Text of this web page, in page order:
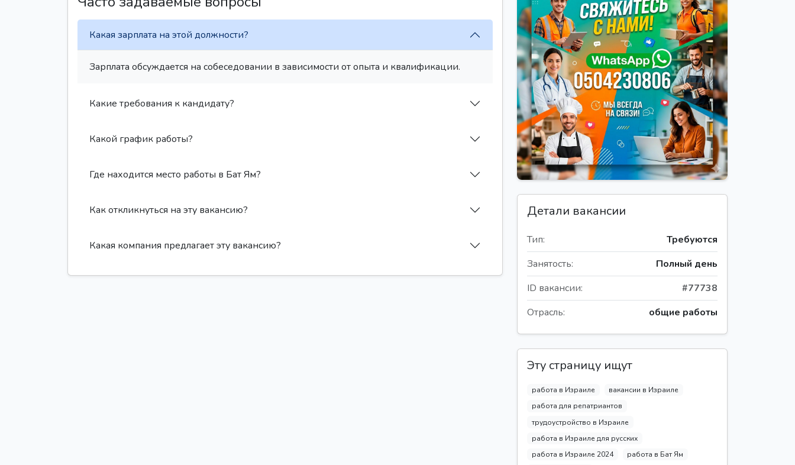
Какая зарплата на этой должности?
Зарплата обсуждается на собеседовании в зависимости от опыта и квалификации.
Какие требования к кандидату?
Какой график работы?
Где находится место работы в Бат Ям?
Как откликнуться на эту вакансию?
Какая компания предлагает эту вакансию?
Детали вакансии
Тип:
Требуются
Занятость:
Полный день
ID вакансии:
#77738
Отрасль:
общие работы
Эту страницу ищут
работа в Израиле
вакансии в Израиле
работа для репатриантов
трудоустройство в Израиле
работа в Израиле для русских
работа в Израиле 2024
работа в Бат Ям